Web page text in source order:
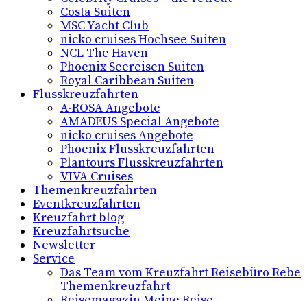
Costa Suiten
MSC Yacht Club
nicko cruises Hochsee Suiten
NCL The Haven
Phoenix Seereisen Suiten
Royal Caribbean Suiten
Flusskreuzfahrten
A-ROSA Angebote
AMADEUS Special Angebote
nicko cruises Angebote
Phoenix Flusskreuzfahrten
Plantours Flusskreuzfahrten
VIVA Cruises
Themenkreuzfahrten
Eventkreuzfahrten
Kreuzfahrt blog
Kreuzfahrtsuche
Newsletter
Service
Das Team vom Kreuzfahrt Reisebüro Rebe
Themenkreuzfahrt